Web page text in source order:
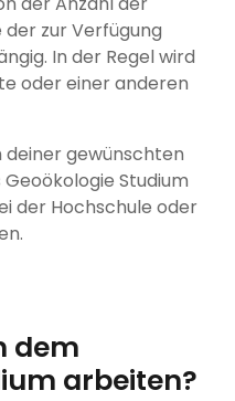
zur Verfügung
In der Regel wird
oder einer anderen
deiner gewünschten
Studium
der Hochschule oder
dem
arbeiten?